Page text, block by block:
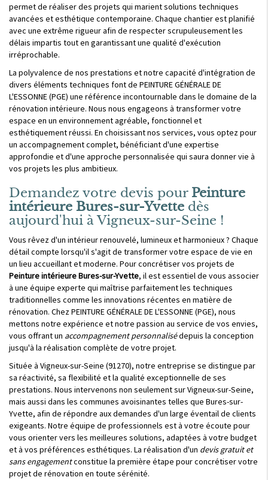
permet de réaliser des projets qui marient solutions techniques
avancées et esthétique contemporaine. Chaque chantier est planifié
avec une extrême rigueur afin de respecter scrupuleusement les
délais impartis tout en garantissant une qualité d'exécution
irréprochable.
La polyvalence de nos prestations et notre capacité d'intégration de
divers éléments techniques font de PEINTURE GÉNÉRALE DE
L'ESSONNE (PGE) une référence incontournable dans le domaine de la
rénovation intérieure. Nous nous engageons à transformer votre
espace en un environnement agréable, fonctionnel et
esthétiquement réussi. En choisissant nos services, vous optez pour
un accompagnement complet, bénéficiant d'une expertise
approfondie et d'une approche personnalisée qui saura donner vie à
vos projets les plus ambitieux.
Demandez votre devis pour Peinture
intérieure Bures-sur-Yvette dès
aujourd'hui à Vigneux-sur-Seine !
Vous rêvez d'un intérieur renouvelé, lumineux et harmonieux ? Chaque
détail compte lorsqu'il s'agit de transformer votre espace de vie en
un lieu accueillant et moderne. Pour concrétiser vos projets de
Peinture intérieure Bures-sur-Yvette, il est essentiel de vous associer
à une équipe experte qui maîtrise parfaitement les techniques
traditionnelles comme les innovations récentes en matière de
rénovation. Chez PEINTURE GÉNÉRALE DE L'ESSONNE (PGE), nous
mettons notre expérience et notre passion au service de vos envies,
vous offrant un accompagnement personnalisédepuis la conception
jusqu'à la réalisation complète de votre projet.
Située à Vigneux-sur-Seine (91270), notre entreprise se distingue par
sa réactivité, sa flexibilité et la qualité exceptionnelle de ses
prestations. Nous intervenons non seulement sur Vigneux-sur-Seine,
mais aussi dans les communes avoisinantes telles que Bures-sur-
Yvette, afin de répondre aux demandes d'un large éventail de clients
exigeants. Notre équipe de professionnels est à votre écoute pour
vous orienter vers les meilleures solutions, adaptées à votre budget
et à vos préférences esthétiques. La réalisation d'un devis gratuit et
sans engagementconstitue la première étape pour concrétiser votre
projet de rénovation en toute sérénité.